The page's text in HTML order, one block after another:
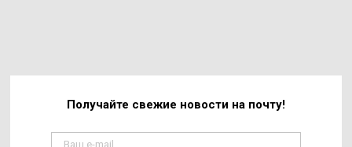
Получайте свежие новости на почту!